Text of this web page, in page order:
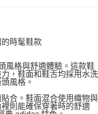
時髦鞋款
風格與舒適體驗。這款鞋
，鞋面和鞋舌均採用水洗
風格。
合。鞋面混合使用織物與
則能確保穿著時的舒適